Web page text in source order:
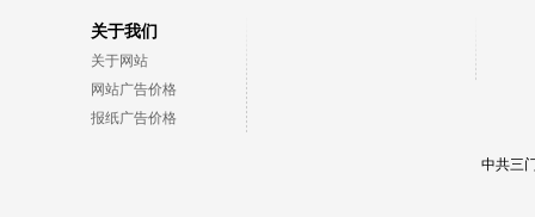
关于我们
关于网站
网站广告价格
报纸广告价格
中共三